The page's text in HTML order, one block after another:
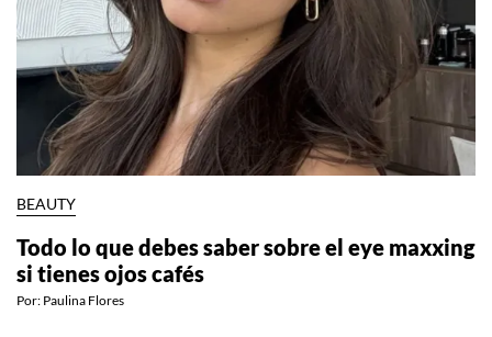
BEAUTY
Todo lo que debes saber sobre el eye maxxing
si tienes ojos cafés
Por: Paulina Flores